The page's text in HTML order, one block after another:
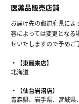
医薬品販売店舗
お届け先の都道府県によ
容によっては変更となる
せいたしますので予めご
【東雁来店】
北海道
【仙台岩沼店】
青森県、岩手県、宮城県